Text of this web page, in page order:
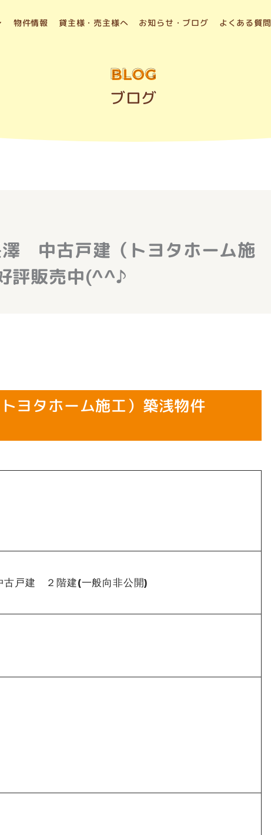
物件情報 貸主様・売主様へ お知らせ・ブログ よくある質問
BLOG
ブログ
中古戸建（トヨタホーム施
評販売中(^^♪
ヨタホーム施工）築浅物件
戸建 ２階建(一般向非公開)